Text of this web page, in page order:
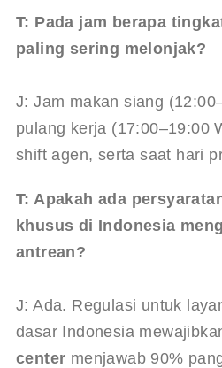
T: Pada jam berapa
paling sering melonjak?
J: Jam makan siang
pulang kerja (17:00–19:00
shift agen, serta saat hari
T: Apakah ada
khusus di Indonesia
antrean?
J: Ada. Regulasi untuk
dasar Indonesia
center menjawab 90%